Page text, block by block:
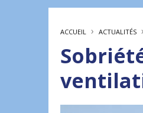
ACCUEIL › ACTUALITÉS ›